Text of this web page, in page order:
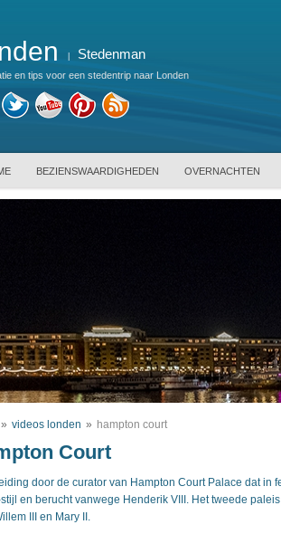
Stedenman
en tips voor een stedentrip naar Londen
BEZIENSWAARDIGHEDEN OVERNACHTEN
» videos londen » hampton court
Court
door de curator van Hampton Court Palace dat in
en berucht vanwege Henderik VIII. Het tweede
III en Mary II.